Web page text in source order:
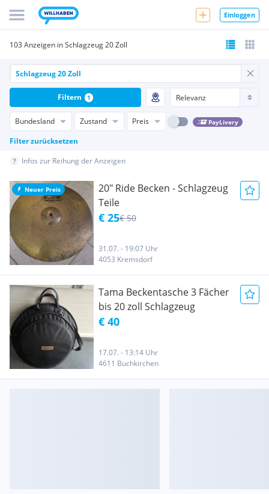
Einloggen
103 Anzeigen in Schlagzeug 20 Zoll
Bundesland Zustand Preis PayLivery
Filter zurücksetzen
Filtern 1
Infos zur Reihung der Anzeigen
Neuer Preis
20" Ride Becken - Schlagzeug
Teile
€ 25€ 50
31.07. - 19:07 Uhr
4053 Kremsdorf
Tama Beckentasche 3 Fächer
bis 20 zoll Schlagzeug
€ 40
17.07. - 13:14 Uhr
4611 Buchkirchen